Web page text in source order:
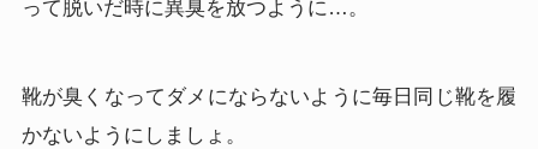
って脱いだ時に異臭を放つように…。
靴が臭くなってダメにならないように毎日同じ靴を履
かないようにしましょ。